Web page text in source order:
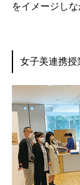
をイメージし
女子美連携授